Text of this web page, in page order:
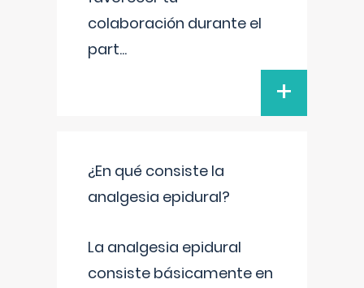
colaboración durante el
part...
+
¿En qué consiste la
analgesia epidural?
La analgesia epidural
consiste básicamente en